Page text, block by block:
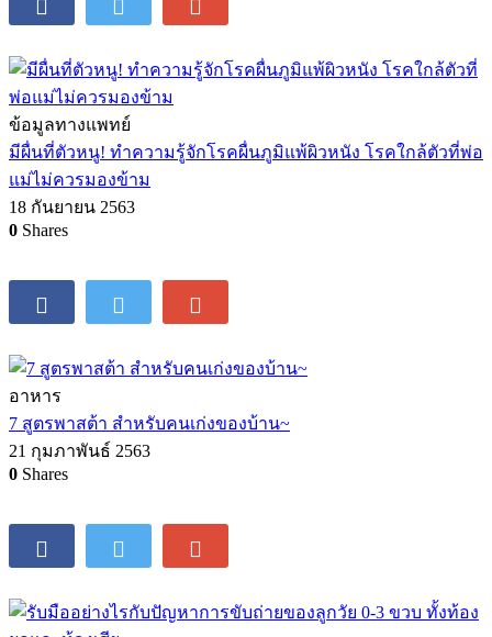
ข้อมูลทางแพทย์
มีผื่นที่ตัวหนู! ทำความรู้จักโรคผื่นภูมิแพ้ผิวหนัง โรคใกล้ตัวที่พ่อ
แม่ไม่ควรมองข้าม
18 กันยายน 2563
0 Shares
อาหาร
7 สูตรพาสต้า สำหรับคนเก่งของบ้าน~
21 กุมภาพันธ์ 2563
0 Shares